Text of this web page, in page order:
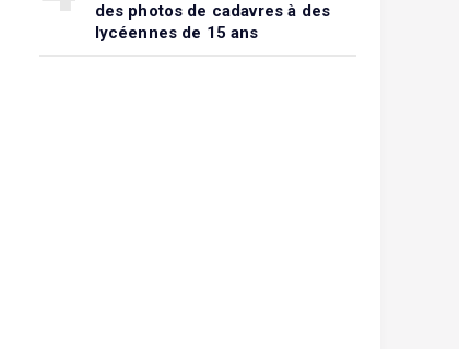
des photos de cadavres à des
lycéennes de 15 ans